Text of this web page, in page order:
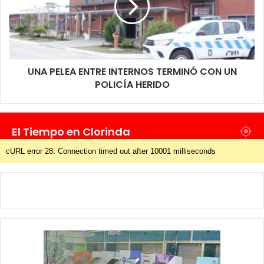
UNA PELEA ENTRE INTERNOS TERMINÓ CON UN
POLICÍA HERIDO
El Tiempo en Clorinda
cURL error 28: Connection timed out after 10001 milliseconds